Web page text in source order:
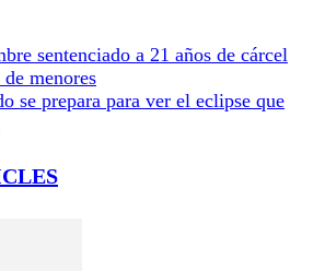
sentenciado a 21 años de cárcel
menores
se prepara para ver el eclipse que